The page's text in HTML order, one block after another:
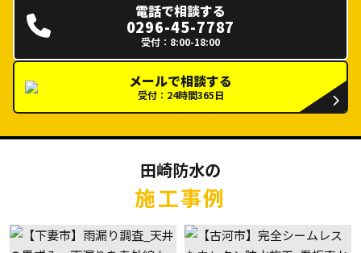
電話で相談する
0296-45-7787
受付：8:00-18:00
メールで相談する
受付：24時間365日
田崎防水の
施工事例